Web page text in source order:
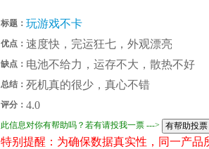
标题： 玩游戏不卡
优点： 速度快，完运狂七，外观漂亮
缺点： 电池不给力，运存不大，散热不好
总结： 死机真的很少，真心不错
评分： 4.0
此信息对你有帮助吗？若有请投我一票 --->
特别提醒：为确保数据真实性，同一产